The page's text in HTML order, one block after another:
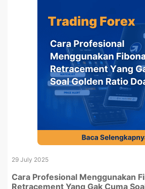
29 July 2025
Cara Profesional Menggunakan
Retracement Yang Gak Cuma